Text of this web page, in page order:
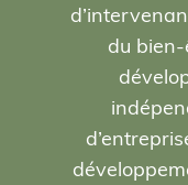
du